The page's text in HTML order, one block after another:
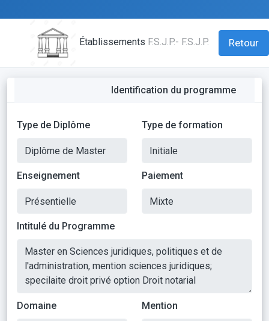
Établissements F.S.J.P.- F.S.J.P. Retour
Identification du programme
Type de Diplôme Type de formation
Enseignement Paiement
Intitulé du Programme
Domaine Mention